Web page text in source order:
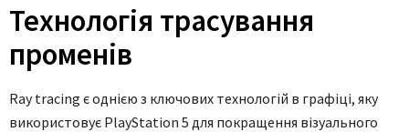
Технологія трасування
променів
Ray tracing є однією з ключових технологій в графіці, яку
використовує PlayStation 5 для покращення візуального